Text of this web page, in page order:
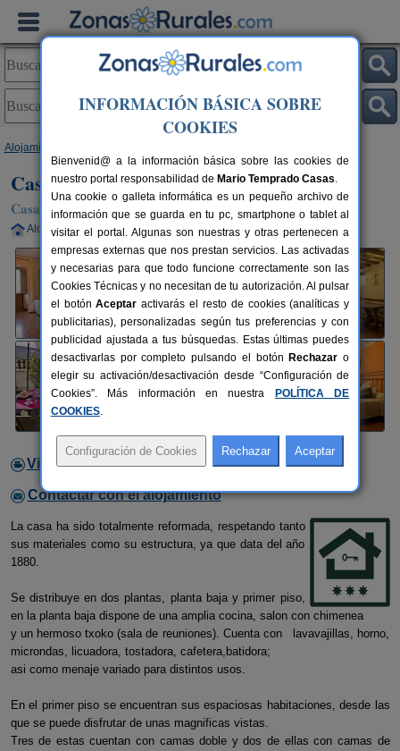
Alojamientos
Casa Rural Lazkano
Casa Rural en San Martin de Améscoa (Navarra)
Alquiler completo 4-8+2 plazas 63 km de Pamplona
Video
Contactar con el alojamiento
La casa ha sido totalmente reformada, respetando tanto
sus materiales como su estructura, ya que data del año
1880.
Se distribuye en dos plantas, planta baja y primer piso,
en la planta baja dispone de una amplia cocina, salon con chimenea
y un hermoso txoko (sala de reuniones). Cuenta con lavavajillas, horno,
microndas, licuadora, tostadora, cafetera,batidora;
asi como menaje variado para distintos usos.
En el primer piso se encuentran sus espaciosas habitaciones, desde las
que se puede disfrutar de unas magnificas vistas.
Tres de estas cuentan con camas doble y dos de ellas con camas de
INFORMACIÓN BÁSICA SOBRE
COOKIES
Bienvenid@ a la información básica sobre las cookies de
nuestro portal responsabilidad de Mario Temprado Casas.
Una cookie o galleta informática es un pequeño archivo de
información que se guarda en tu pc, smartphone o tablet al
visitar el portal. Algunas son nuestras y otras pertenecen a
empresas externas que nos prestan servicios. Las activadas
y necesarias para que todo funcione correctamente son las
Cookies Técnicas y no necesitan de tu autorización. Al pulsar
el botónAceptar activarás el resto de cookies (analíticas y
publicitarias), personalizadas según tus preferencias y con
publicidad ajustada a tus búsquedas. Estas últimas puedes
desactivarlas por completo pulsando el botón Rechazar o
elegir su activación/desactivación desde “Configuración de
Cookies”. Más información en nuestra
POLÍTICA DE
COOKIES.